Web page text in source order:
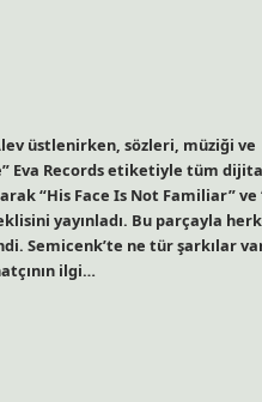
üstlenirken, sözleri, müziği ve
Eva Records etiketiyle tüm
“His Face Is Not Familiar” ve
yayınladı. Bu parçayla
Semicenk’te ne tür şarkılar
ilgi…